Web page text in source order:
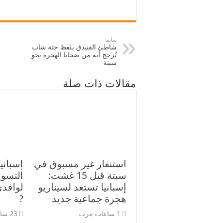
سابقا
شاطئ الفنيدق يلفظ جثة شاب
يُرجح أنه من ضحايا الهجرة نحو
سبتة
مقالات ذات صلة
استنفار غير مسبوق في
سبتة قبل 15 غشت:
إسبانيا تستعد لسيناريو
هجرة جماعية جديد
1 ساعات مرت
?
23 ساعات مرت